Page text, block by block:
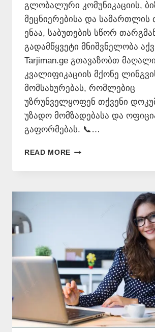
გლობალური კომუნიკაციის,
მეცნიერებისა და სამართლის
ენაა, საბუთების სწორ
გადამწყვეტი მნიშვნელობა
Tarjiman.ge გთავაზობთ მაღალი
კვალიფიკაციის მქონე
მომსახურებას, რომლებიც
უზრუნველყოფენ თქვენი
უზადო მომზადებასა და
გაფორმებას. 📞…
READ MORE ᲘᲜᲒᲚᲘᲡᲣᲠᲘ
ᲛᲪᲝᲓᲜᲔ
577